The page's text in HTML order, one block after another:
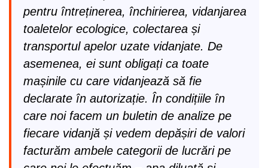
pentru întreținerea, închirierea, vidanjarea
toaletelor ecologice, colectarea și
transportul apelor uzate vidanjate. De
asemenea, ei sunt obligați ca toate
mașinile cu care vidanjează să fie
declarate în autorizație. În condițiile în
care noi facem un buletin de analize pe
fiecare vidanjă și vedem depășiri de valori
facturăm ambele categorii de lucrări pe